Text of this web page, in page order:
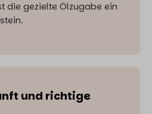
die gezielte Ölzugabe ein
und richtige